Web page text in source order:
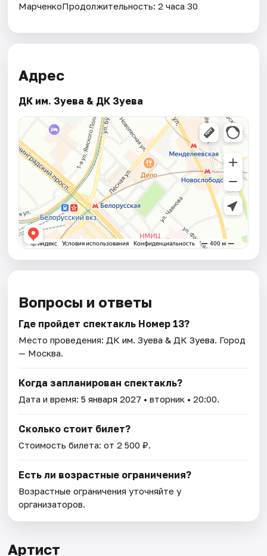
МарченкоПродолжительность: 2 часа 30
Адрес
ДК им. Зуева & ДК Зуева
Вопросы и ответы
Где пройдет спектакль Номер 13?
Место проведения: ДК им. Зуева & ДК Зуева. Город
— Москва.
Когда запланирован спектакль?
Дата и время:5 января 2027 • вторник • 20:00.
Сколько стоит билет?
Стоимость билета: от 2 500 ₽.
Есть ли возрастные ограничения?
Возрастные ограничения уточняйте у
организаторов.
Артист